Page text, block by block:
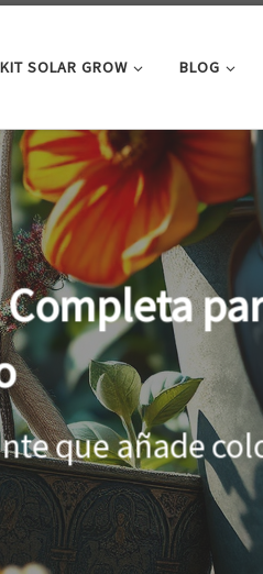
KIT SOLAR GROW BLOG
crecimiento
el